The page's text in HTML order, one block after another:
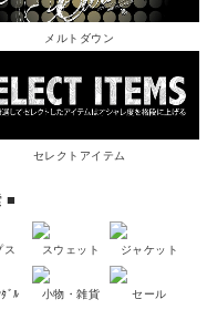
メルトダウン
セレクトアイテム
■
ス スウェット ジャケット
ﾞﾙ 小物・雑貨 セール